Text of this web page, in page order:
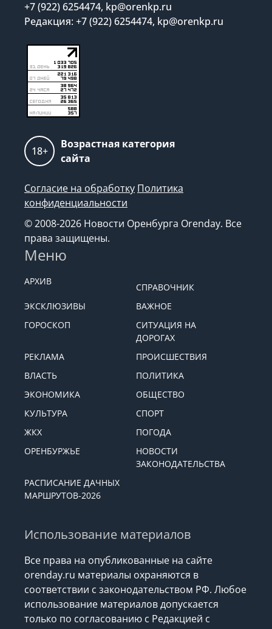
+7 (922) 6254474, kp@orenkp.ru
Редакция: +7 (922) 6254474, kp@orenkp.ru
18+
Возрастная категория
сайта
Согласие на обработку Политика
конфиденциальности
© 2008-2026 Новости Оренбурга Orenday. Все
права защищены.
Меню
АРХИВ
СПРАВОЧНИК
ЭКСКЛЮЗИВЫ
ВАЖНОЕ
ГОРОСКОП
СИТУАЦИЯ НА
ДОРОГАХ
РЕКЛАМА
ПРОИСШЕСТВИЯ
ВЛАСТЬ
ПОЛИТИКА
ЭКОНОМИКА
ОБЩЕСТВО
КУЛЬТУРА
СПОРТ
ЖКХ
ПОГОДА
ОРЕНБУРЖЬЕ
НОВОСТИ
ЗАКОНОДАТЕЛЬСТВА
РАСПИСАНИЕ ДАЧНЫХ
МАРШРУТОВ-2026
Использование материалов
Все права на опубликованные на сайте
orenday.ru материалы охраняются в
соответствии с законодательством РФ. Любое
использование материалов допускается
только по согласованию с Редакцией с